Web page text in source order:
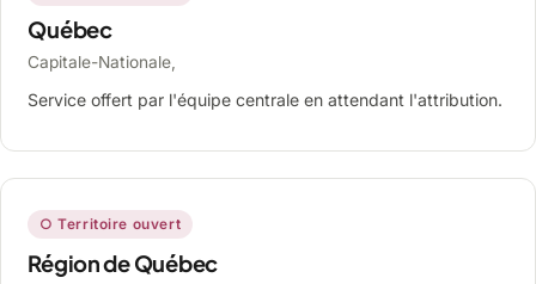
Québec
Capitale-Nationale,
Service offert par l'équipe centrale en attendant l'attribution.
○ Territoire ouvert
Région de Québec